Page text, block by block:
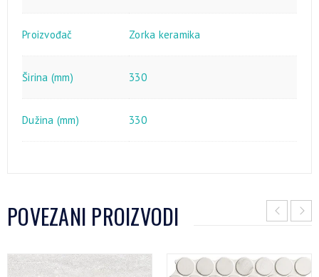
Proizvođač Zorka keramika
Širina (mm) 330
Dužina (mm) 330
POVEZANI PROIZVODI